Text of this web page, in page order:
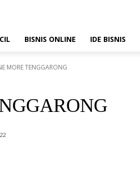
BISNIS ONLINE IDE BISNIS
MORE TENGGARONG